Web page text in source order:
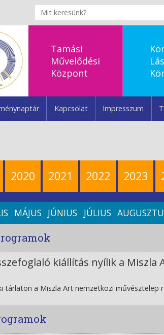
Tamási
Művelődési
Központ
Kapcsolat Impresszum
2020 2021 2022 2023
MÁJUS JÚNIUS JÚLIUS
kiállítás nyílik a
tárlaton a Miszla Art nemzetközi